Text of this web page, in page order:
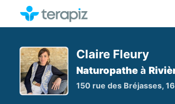
Claire Fleury
Naturopathe à
150 rue des Bréjasses,